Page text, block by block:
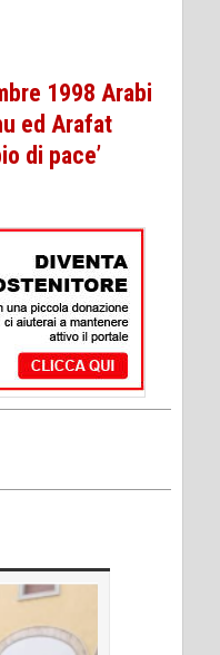
1998 Arabi
ed Arafat
di pace’